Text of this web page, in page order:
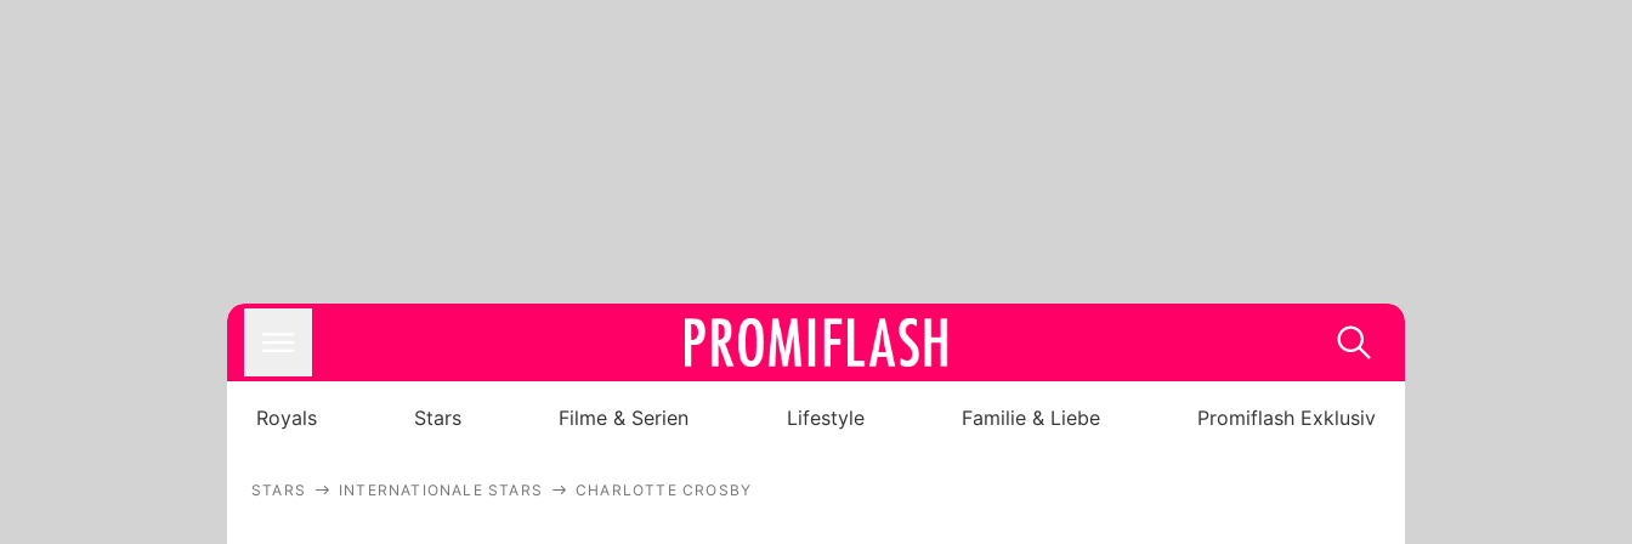
Royals Stars Filme & Serien Lifestyle Familie & Liebe Promiflash Exklusiv
STARS INTERNATIONALE STARS CHARLOTTE CROSBY